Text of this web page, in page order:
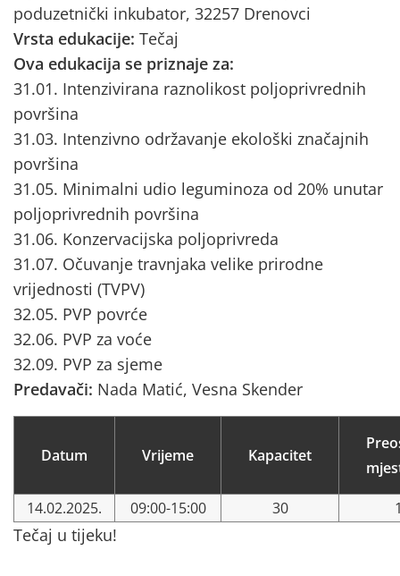
poduzetnički inkubator, 32257 Drenovci
Vrsta edukacije: Tečaj
Ova edukacija se priznaje za:
31.01. Intenzivirana raznolikost poljoprivrednih
površina
31.03. Intenzivno održavanje ekološki značajnih
površina
31.05. Minimalni udio leguminoza od 20% unutar
poljoprivrednih površina
31.06. Konzervacijska poljoprivreda
31.07. Očuvanje travnjaka velike prirodne
vrijednosti (TVPV)
32.05. PVP povrće
32.06. PVP za voće
32.09. PVP za sjeme
Predavači: Nada Matić, Vesna Skender
Datum Vrijeme Kapacitet
14.02.2025. 09:00-15:00 30
Tečaj u tijeku!